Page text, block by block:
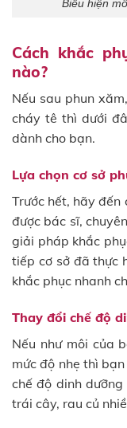
Biểu hiện
Cách khắc
nào?
Nếu sau phun
cháy tê thì dưới
dành cho bạn.
Lựa chọn cơ sở
Trước hết, hãy đến
được bác sĩ,
giải pháp khắc
tiếp cơ sở đã thực
khắc phục nhanh
Thay đổi chế độ
Nếu như môi của
mức độ nhẹ thì
chế độ dinh
trái cây, rau củ